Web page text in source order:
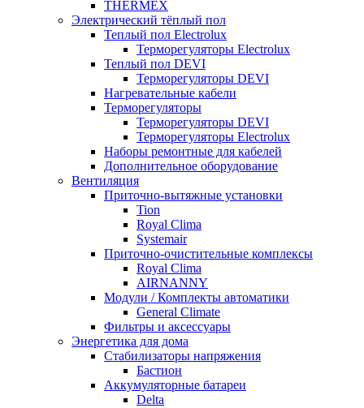
THERMEX
Электрический тёплый пол
Теплый пол Electrolux
Терморегуляторы Electrolux
Теплый пол DEVI
Терморегуляторы DEVI
Нагревательные кабели
Терморегуляторы
Терморегуляторы DEVI
Терморегуляторы Electrolux
Наборы ремонтные для кабелей
Дополнительное оборудование
Вентиляция
Приточно-вытяжные установки
Tion
Royal Clima
Systemair
Приточно-очистительные комплексы
Royal Clima
AIRNANNY
Модули / Комплекты автоматики
General Climate
Фильтры и аксессуары
Энергетика для дома
Стабилизаторы напряжения
Бастион
Аккумуляторные батареи
Delta